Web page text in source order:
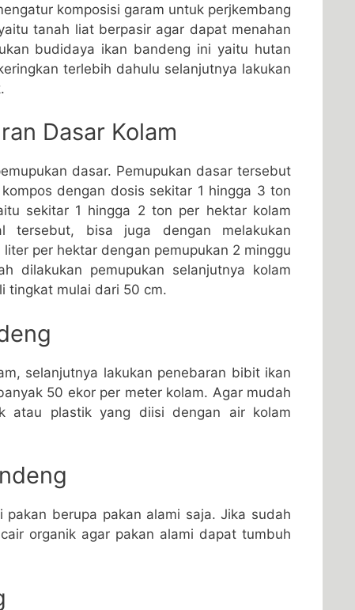
komposisi garam untuk perjkembang
tanah liat berpasir agar dapat menahan
budidaya ikan bandeng ini yaitu hutan
terlebih dahulu selanjutnya lakukan
Dasar Kolam
dasar. Pemupukan dasar tersebut
dengan dosis sekitar 1 hingga 3 ton
sekitar 1 hingga 2 ton per hektar kolam
tersebut, bisa juga dengan melakukan
per hektar dengan pemupukan 2 minggu
dilakukan pemupukan selanjutnya kolam
tingkat mulai dari 50 cm.
selanjutnya lakukan penebaran bibit ikan
50 ekor per meter kolam. Agar mudah
atau plastik yang diisi dengan air kolam
berupa pakan alami saja. Jika sudah
organik agar pakan alami dapat tumbuh